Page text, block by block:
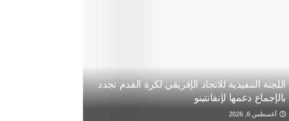
اللجنة التنفيذية للاتحاد الإفريقي لكرة القدم تجدد
بالإجماع دعمها لإنفانتينو
أغسطس 6, 2026